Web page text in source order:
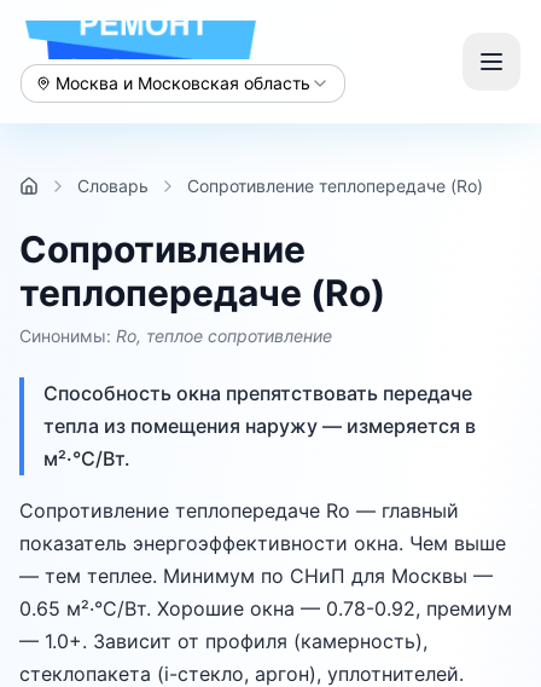
Москва и Московская область
Словарь Сопротивление теплопередаче (Ro)
Сопротивление
теплопередаче (Ro)
Синонимы: Ro, теплое сопротивление
Способность окна препятствовать передаче
тепла из помещения наружу — измеряется в
м²·°C/Вт.
Сопротивление теплопередаче Ro — главный
показатель энергоэффективности окна. Чем выше
— тем теплее. Минимум по СНиП для Москвы —
0.65 м²·°C/Вт. Хорошие окна — 0.78-0.92, премиум
— 1.0+. Зависит от профиля (камерность),
стеклопакета (i-стекло, аргон), уплотнителей.